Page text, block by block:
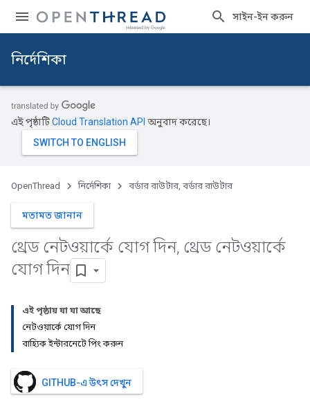
সাইন-ইন করুন
নির্দেশিকা
এই পৃষ্ঠাটিCloud Translation API অনুবাদ করেছে।
OpenThread নির্দেশিকা বর্ডার রাউটার, বর্ডার রাউটার
মতামত জানান
থ্রেড নেটওয়ার্কে যোগ দিন, থ্রেড নেটওয়ার্কে
যোগ দিন
এই পৃষ্ঠায় যা যা আছে
নেটওয়ার্কে যোগ দিন
বাহ্যিক ইন্টারনেটে পিং করুন
GITHUB-এ উৎস দেখুন